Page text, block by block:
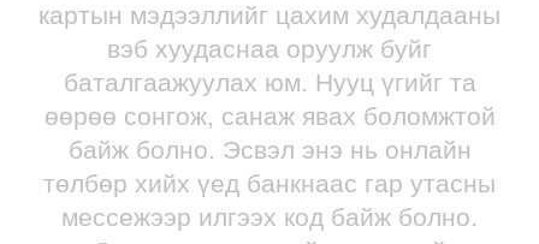
картын мэдээллийг цахим худалдааны
вэб хуудаснаа оруулж буйг
баталгаажуулах юм. Нууц үгийг та
өөрөө сонгож, санаж явах боломжтой
байж болно. Эсвэл энэ нь онлайн
төлбөр хийх үед банкнаас гар утасны
мессежээр илгээх код байж болно.